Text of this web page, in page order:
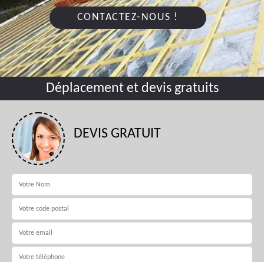
CONTACTEZ-NOUS !
Déplacement et devis gratuits
DEVIS GRATUIT